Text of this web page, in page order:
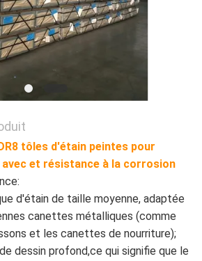
tôles d'étain peintes pour
et résistance à la corrosion
d'étain de taille moyenne, adaptée
canettes métalliques (comme
et les canettes de nourriture);
dessin profond,ce qui signifie que le